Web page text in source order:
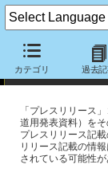
カテゴリ 過去
プレスリリース
「プレスリリース
道用発表資料）を
プレスリリース記
リリース記載の情
されている可能性